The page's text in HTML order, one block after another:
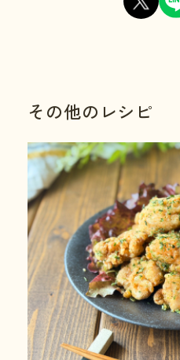
その他のレシピ